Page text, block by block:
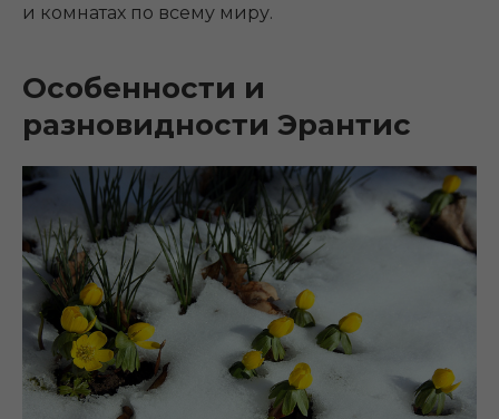
и комнатах по всему миру.
Особенности и
разновидности Эрантис